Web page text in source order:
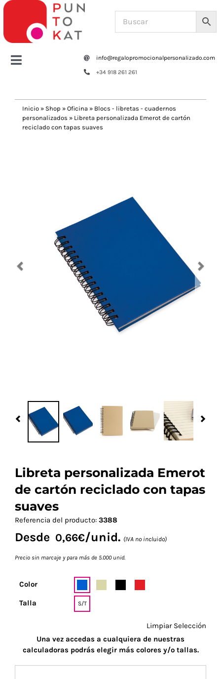
Saltar
contenido
Toggle
Tazas y botellas
Navidad 🎄 Invierno
info@regalopromocionalpersonalizado.com
+34 918 261 261
Inicio » Shop » Oficina » Blocs - libretas - cuadernos
personalizados » Libreta personalizada Emerot de cartón
reciclado con tapas suaves
Previous
Libreta personalizada Emerot
de cartón reciclado con tapas
suaves
Referencia del producto: 3388
Desde 0,66€/unid. (IVA no incluido)
Precio sin marcaje y para más de 5.000 unid.
Color
Talla S/T
Limpiar Selección
Una vez accedas a cualquiera de nuestras
calculadoras podrás elegir más colores y/o tallas.